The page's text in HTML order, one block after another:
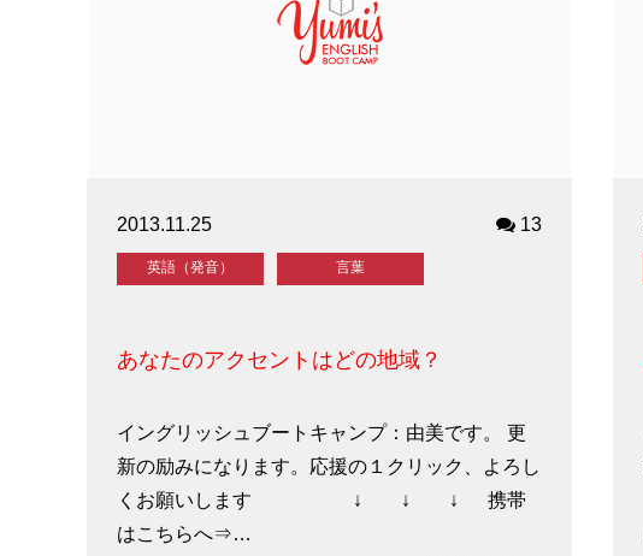
2013.11.25 13
英語（発音） 言葉
あなたのアクセントはどの地域？
イングリッシュブートキャンプ：由美です。 更
新の励みになります。応援の１クリック、よろし
くお願いします ↓ ↓ ↓ 携帯
はこちらへ⇒…